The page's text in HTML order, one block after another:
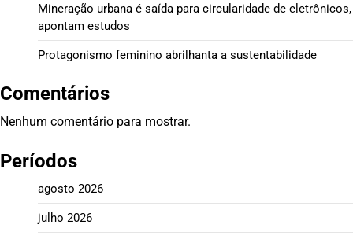
Mineração urbana é saída para circularidade de eletrônicos,
apontam estudos
Protagonismo feminino abrilhanta a sustentabilidade
Comentários
Nenhum comentário para mostrar.
Períodos
agosto 2026
julho 2026